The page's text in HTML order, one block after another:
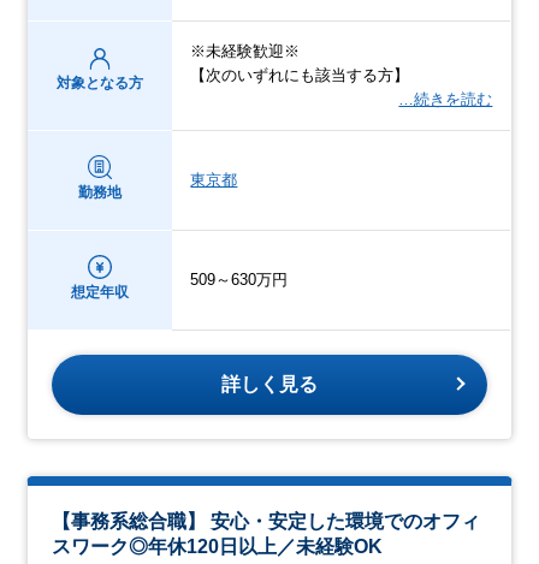
対象となる方
※未経験歓迎※
【次のいずれにも該当する方】
…続きを読む
勤務地
東京都
想定年収
509～630万円
詳しく見る
【事務系総合職】 安心・安定した環境でのオフィ
スワーク◎年休120日以上／未経験OK